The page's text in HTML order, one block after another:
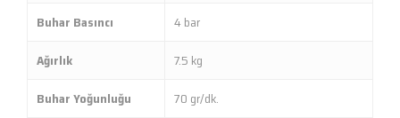
Buhar Basıncı
4 bar
Ağırlık
7.5 kg
Buhar Yoğunluğu
70 gr/dk.